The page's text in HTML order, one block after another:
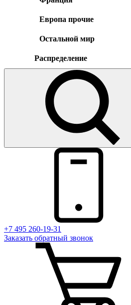
Европа прочие
Остальной мир
Распределение
+7 495 260-19-31
Заказать обратный звонок